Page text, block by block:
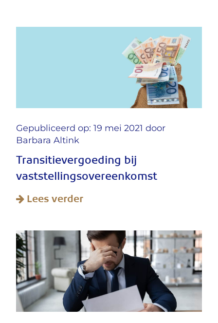
Gepubliceerd op: 19 mei 2021 door
Barbara Altink
Transitievergoeding bij
vaststellingsovereenkomst
Lees verder